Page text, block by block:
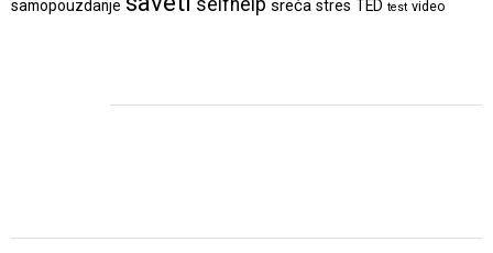
samopouzdanje
selfhelp sreća stres TED test video